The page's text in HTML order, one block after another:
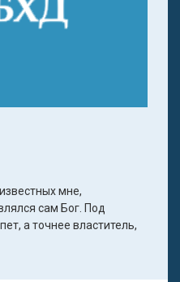
мне,
сам Бог. Под
а точнее властитель,